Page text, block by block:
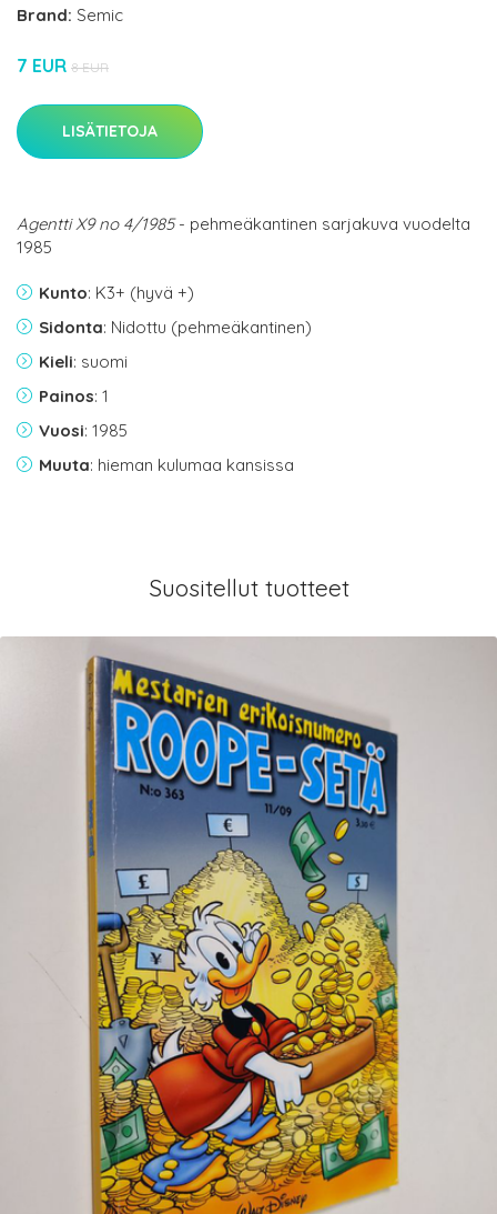
Brand: Semic
7 EUR 8 EUR
LISÄTIETOJA
Agentti X9 no 4/1985- pehmeäkantinen sarjakuva vuodelta
1985
Kunto: K3+ (hyvä +)
Sidonta: Nidottu (pehmeäkantinen)
Kieli: suomi
Painos: 1
Vuosi: 1985
Muuta: hieman kulumaa kansissa
Suositellut tuotteet